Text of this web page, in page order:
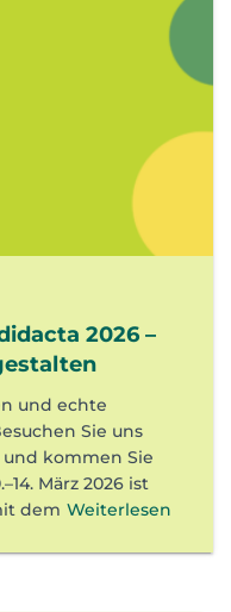
2026 –
und echte
Sie uns
und kommen Sie
März 2026 ist
dem Weiterlesen